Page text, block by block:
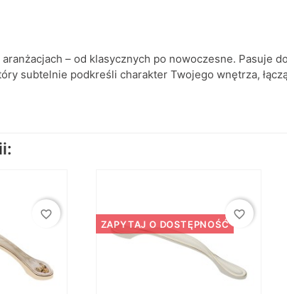
– od klasycznych po nowoczesne. Pasuje
subtelnie podkreśli charakter Twojego wnętrza,
favorite_border
ZAPYTAJ O DOSTĘPNOŚĆ
favorite_border